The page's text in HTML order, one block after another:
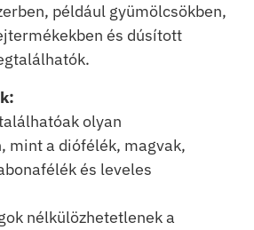
például gyümölcsökben,
és dúsított
olyan
mint a diófélék, magvak,
és leveles
nélkülözhetetlenek a